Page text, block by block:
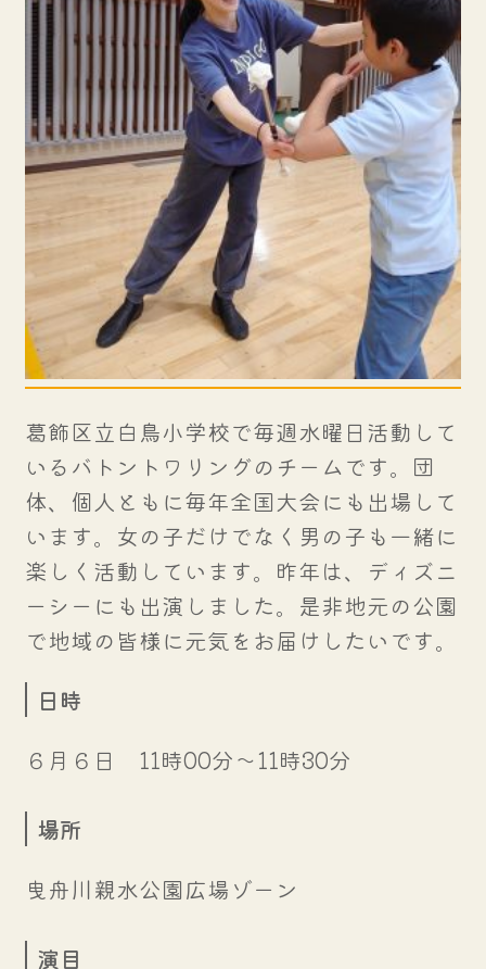
葛飾区立白鳥小学校で毎週水曜日活動して
いるバトントワリングのチームです。団
体、個人ともに毎年全国大会にも出場して
います。女の子だけでなく男の子も一緒に
楽しく活動しています。昨年は、ディズニ
ーシーにも出演しました。是非地元の公園
で地域の皆様に元気をお届けしたいです。
日時
６月６日 11時00分～11時30分
場所
曳舟川親水公園広場ゾーン
演目